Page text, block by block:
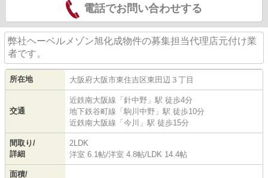
電話でお問い合わせする
弊社ヘーベルメゾン旭化成物件の募集担当代理店元付け業
者です。
所在地 大阪府大阪市東住吉区東田辺 ３丁目
交通
近鉄南大阪線 「 針中野 」駅 徒歩4分
地下鉄谷町線 「 駒川中野 」駅 徒歩10分
近鉄南大阪線 「 今川 」駅 徒歩15分
間取り/
詳細
2LDK
洋室 6.1帖/洋室 4.8帖/ LDK 14.4帖
面積/